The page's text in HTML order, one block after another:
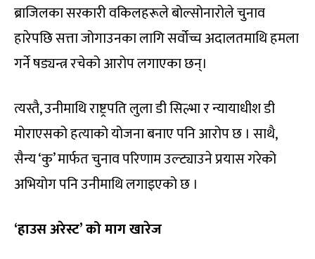
ब्राजिलका सरकारी वकिलहरूले बोल्सोनारोले चुनाव
हारेपछि सत्ता जोगाउनका लागि सर्वोच्च अदालतमाथि हमला
गर्ने षड्यन्त्र रचेको आरोप लगाएका छन्।
त्यस्तै, उनीमाथि राष्ट्रपति लुला डी सिल्भा र न्यायाधीश डी
मोराएसको हत्याको योजना बनाए पनि आरोप छ । साथै,
सैन्य ‘कु’ मार्फत चुनाव परिणाम उल्ट्याउने प्रयास गरेको
अभियोग पनि उनीमाथि लगाइएको छ ।
‘हाउस अरेस्ट’ को माग खारेज